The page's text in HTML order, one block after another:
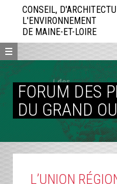
directement
contenu
CONSEIL,
L'ENVIRONNEMENT
DE MAINE-ET-LOIRE
FORUM DES
DU GRAND
L’UNION